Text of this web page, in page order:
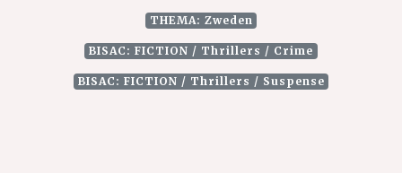
THEMA: Zweden
BISAC: FICTION / Thrillers / Crime
BISAC: FICTION / Thrillers / Suspense